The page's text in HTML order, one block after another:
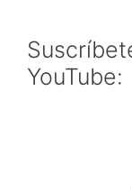
YouTube: